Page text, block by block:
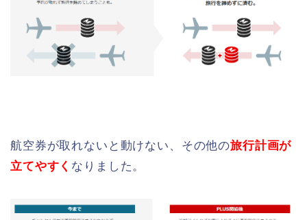
航空券が取れないと動けない、その他の旅行計画が
立てやすく なりました。